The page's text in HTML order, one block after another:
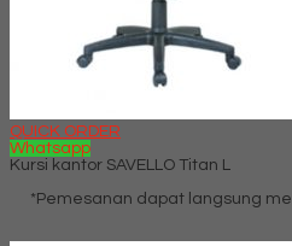
QUICK ORDER
Whatsapp
Kursi kantor SAVELLO Titan L
*Pemesanan dapat langsung